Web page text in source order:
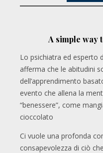
A simple way
Lo psichiatra ed esperto
afferma che le abitudini
dell’apprendimento
evento che allena la
“benessere”, come
cioccolato
Ci vuole una profonda
consapevolezza di ciò